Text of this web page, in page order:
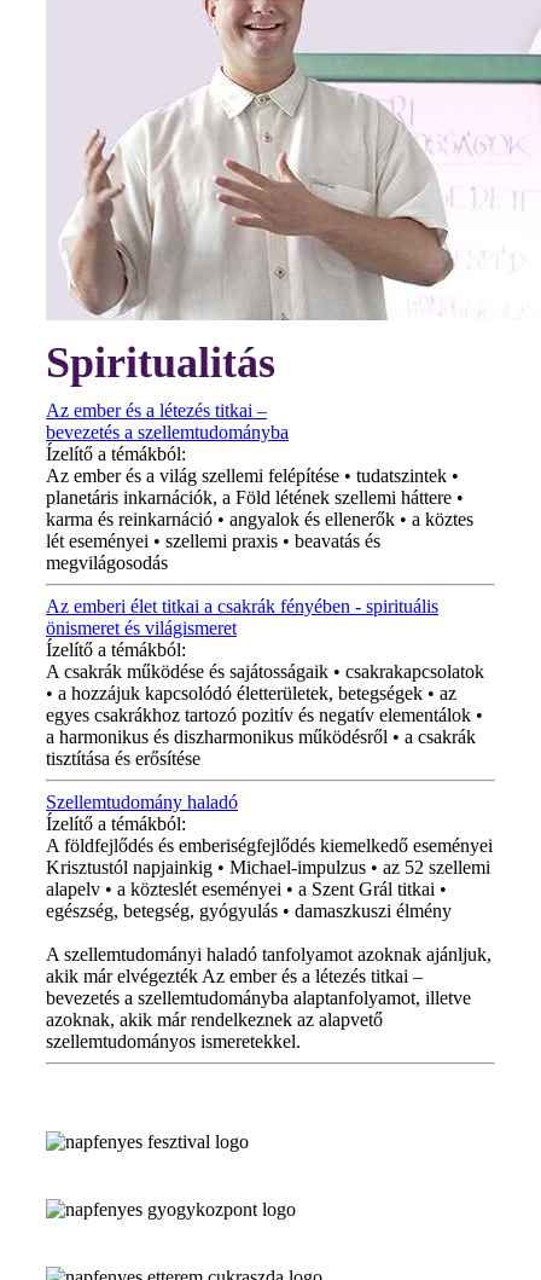
Spiritualitás
Az ember és a létezés titkai –
bevezetés a szellemtudományba
Ízelítő a témákból:
Az ember és a világ szellemi felépítése • tudatszintek •
planetáris inkarnációk, a Föld létének szellemi háttere •
karma és reinkarnáció • angyalok és ellenerők • a köztes
lét eseményei • szellemi praxis • beavatás és
megvilágosodás
Az emberi élet titkai a csakrák fényében - spirituális
önismeret és világismeret
Ízelítő a témákból:
A csakrák működése és sajátosságaik • csakrakapcsolatok
• a hozzájuk kapcsolódó életterületek, betegségek • az
egyes csakrákhoz tartozó pozitív és negatív elementálok •
a harmonikus és diszharmonikus működésről • a csakrák
tisztítása és erősítése
Szellemtudomány haladó
Ízelítő a témákból:
A földfejlődés és emberiségfejlődés kiemelkedő eseményei
Krisztustól napjainkig • Michael-impulzus • az 52 szellemi
alapelv • a közteslét eseményei • a Szent Grál titkai •
egészség, betegség, gyógyulás • damaszkuszi élmény
A szellemtudományi haladó tanfolyamot azoknak ajánljuk,
akik már elvégezték Az ember és a létezés titkai –
bevezetés a szellemtudományba alaptanfolyamot, illetve
azoknak, akik már rendelkeznek az alapvető
szellemtudományos ismeretekkel.